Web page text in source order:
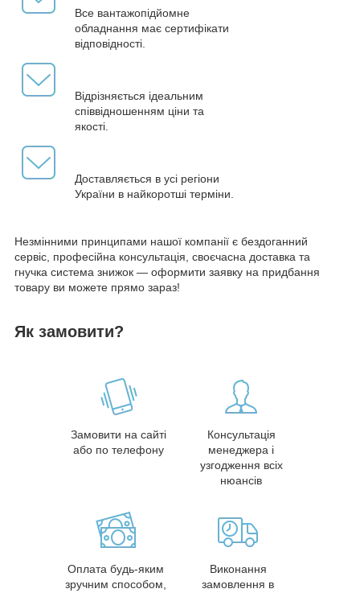
Все вантажопідйомне
обладнання має сертифікати
відповідності.
Відрізняється ідеальним
співвідношенням ціни та
якості.
Доставляється в усі регіони
України в найкоротші терміни.
Незмінними принципами нашої компанії є бездоганний
сервіс, професійна консультація, своєчасна доставка та
гнучка система знижок — оформити заявку на придбання
товару ви можете прямо зараз!
Як замовити?
Замовити на сайті
або по телефону
Консультація
менеджера і
узгодження всіх
нюансів
Оплата будь-яким
зручним способом,
Виконання
замовлення в